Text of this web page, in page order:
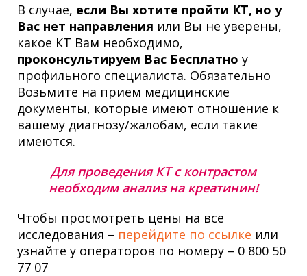
В случае, если Вы хотите пройти КТ, но у
Вас нет направления или Вы не уверены,
какое КТ Вам необходимо,
проконсультируем Вас Бесплатно у
профильного специалиста. Обязательно
Возьмите на прием медицинские
документы, которые имеют отношение к
вашему диагнозу/жалобам, если такие
имеются.
Для проведения КТ с контрастом
необходим анализ на креатинин!
Чтобы просмотреть цены на все
исследования – перейдите по ссылке или
узнайте у операторов по номеру – 0 800 50
77 07